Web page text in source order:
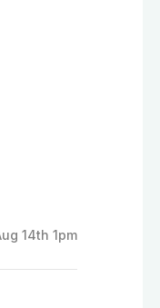
14th 1pm